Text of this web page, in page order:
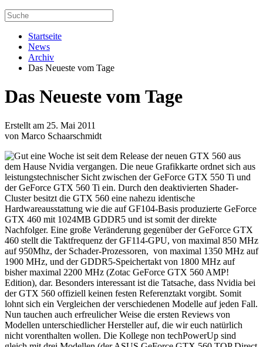
Startseite
News
Archiv
Das Neueste vom Tage
Das Neueste vom Tage
Erstellt am 25. Mai 2011
von Marco Schaarschmidt
Gut eine Woche ist seit dem Release der neuen GTX 560 aus
dem Hause Nvidia vergangen. Die neue Grafikkarte ordnet sich aus
leistungstechnischer Sicht zwischen der GeForce GTX 550 Ti und
der GeForce GTX 560 Ti ein. Durch den deaktivierten Shader-
Cluster besitzt die GTX 560 eine nahezu identische
Hardwareausstattung wie die auf GF104-Basis produzierte GeForce
GTX 460 mit 1024MB GDDR5 und ist somit der direkte
Nachfolger. Eine große Veränderung gegenüber der GeForce GTX
460 stellt die Taktfrequenz der GF114-GPU, von maximal 850 MHz
auf 950Mhz, der Schader-Prozessoren, von maximal 1350 MHz auf
1900 MHz, und der GDDR5-Speichertakt von 1800 MHz auf
bisher maximal 2200 MHz (Zotac GeForce GTX 560 AMP!
Edition), dar. Besonders interessant ist die Tatsache, dass Nvidia bei
der GTX 560 offiziell keinen festen Referenztakt vorgibt. Somit
lohnt sich ein Vergleichen der verschiedenen Modelle auf jeden Fall.
Nun tauchen auch erfreulicher Weise die ersten Reviews von
Modellen unterschiedlicher Hersteller auf, die wir euch natürlich
nicht vorenthalten wollen. Die Kollege non techPowerUp sind